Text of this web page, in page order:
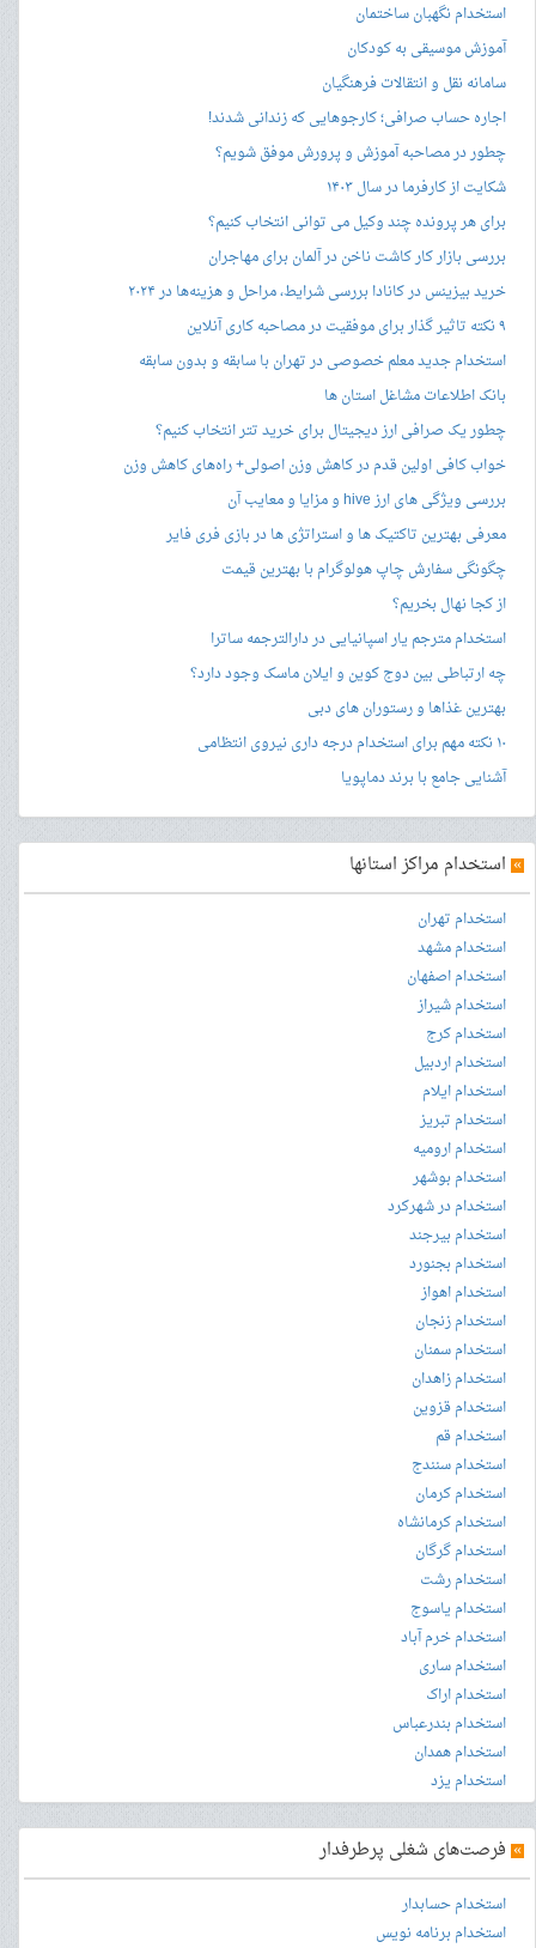
استخدام نگهبان ساختمان
آموزش موسیقی به کودکان
سامانه نقل و انتقالات فرهنگیان
اجاره حساب صرافی؛ کارجوهایی که زندانی شدند!
چطور در مصاحبه‌ آموزش و پرورش موفق شویم؟
شکایت از کارفرما در سال ۱۴۰۳
برای هر پرونده چند وکیل می توانی انتخاب کنیم؟
بررسی بازار کار کاشت ناخن در آلمان برای مهاجران
خرید بیزینس در کانادا بررسی شرایط، مراحل و هزینه‌ها در ۲۰۲۴
۹ نکته تاثیر گذار برای موفقیت در مصاحبه کاری آنلاین
استخدام جدید معلم خصوصی در تهران با سابقه و بدون سابقه
بانک اطلاعات مشاغل استان ها
چطور یک صرافی ارز دیجیتال برای خرید تتر انتخاب کنیم؟
خواب کافی اولین قدم در کاهش وزن اصولی+ راه‌های کاهش وزن
بررسی ویژگی های ارز hive و مزایا و معایب آن
معرفی بهترین تاکتیک ها و استراتژی ها در بازی فری فایر
چگونگی سفارش چاپ هولوگرام با بهترین قیمت
از کجا نهال بخریم؟
استخدام مترجم یار اسپانیایی در دارالترجمه ساترا
چه ارتباطی بین دوج کوین و ایلان ماسک وجود دارد؟
بهترین غذاها و رستوران های دبی
۱۰ نکته مهم برای استخدام درجه داری نیروی انتظامی
آشنایی جامع با برند دماپویا
» استخدام مراکز استانها
استخدام تهران
استخدام مشهد
استخدام اصفهان
استخدام شیراز
استخدام کرج
استخدام اردبیل
استخدام ایلام
استخدام تبریز
استخدام ارومیه
استخدام بوشهر
استخدام در شهرکرد
استخدام بیرجند
استخدام بجنورد
استخدام اهواز
استخدام زنجان
استخدام سمنان
استخدام زاهدان
استخدام قزوین
استخدام قم
استخدام سنندج
استخدام کرمان
استخدام کرمانشاه
استخدام گرگان
استخدام رشت
استخدام یاسوج
استخدام خرم آباد
استخدام ساری
استخدام اراک
استخدام بندرعباس
استخدام همدان
استخدام یزد
» فرصت‌های شغلی پرطرفدار
استخدام حسابدار
استخدام برنامه نویس